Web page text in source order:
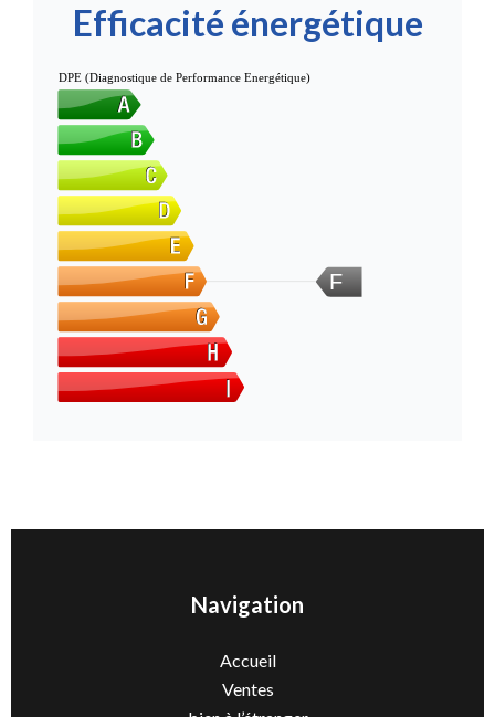
Efficacité énergétique
F
DPE (Diagnostique de Performance Energétique)
Navigation
Accueil
Ventes